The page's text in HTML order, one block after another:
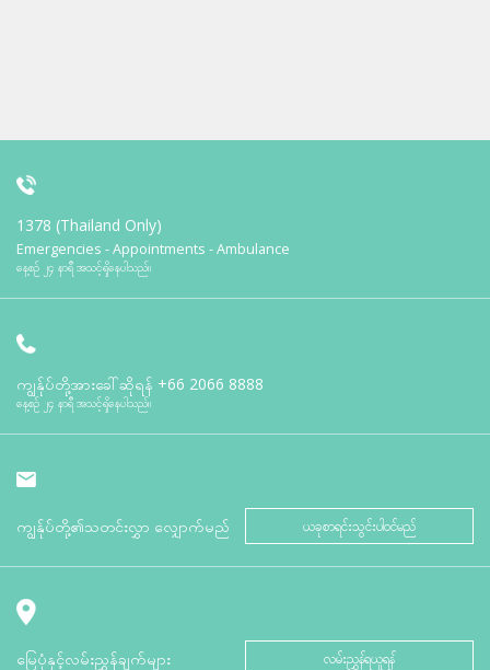
1378 (Thailand Only)
Emergencies - Appointments - Ambulance
နေ့စဉ် ၂၄ နာရီ အသင့်ရှိနေပါသည်။
ကျွန်ုပ်တို့အားခေါ်ဆိုရန် +66 2066 8888
နေ့စဉ် ၂၄ နာရီ အသင့်ရှိနေပါသည်။
ကျွန်ုပ်တို့၏သတင်းလွှာ လျှောက်မည် ယခုစာရင်းသွင်းပါဝင်မည်
မြေပုံနှင့်လမ်းညွှန်ချက်များ လမ်းညွှန်ရယူရန်